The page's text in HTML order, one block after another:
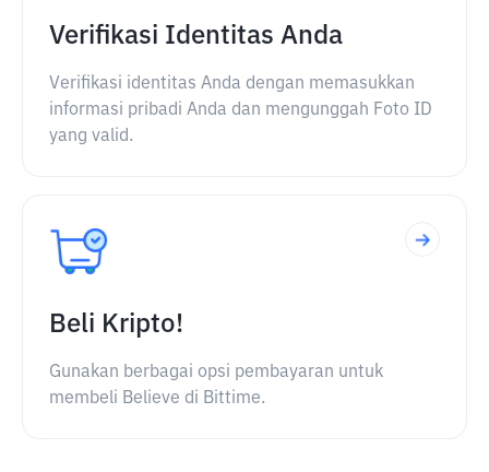
Verifikasi Identitas Anda
Verifikasi identitas Anda dengan memasukkan
informasi pribadi Anda dan mengunggah Foto ID
yang valid.
Beli Kripto!
Gunakan berbagai opsi pembayaran untuk
membeli Believe di Bittime.